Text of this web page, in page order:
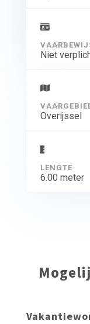
Niet
Overijssel
LENGTE
6.00 meter